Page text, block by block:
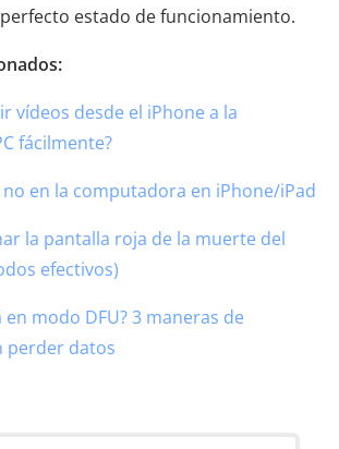
estado de funcionamiento.
vídeos desde el iPhone a la
fácilmente?
en la computadora en iPhone/iPad
la pantalla roja de la muerte del
efectivos)
en modo DFU? 3 maneras de
perder datos